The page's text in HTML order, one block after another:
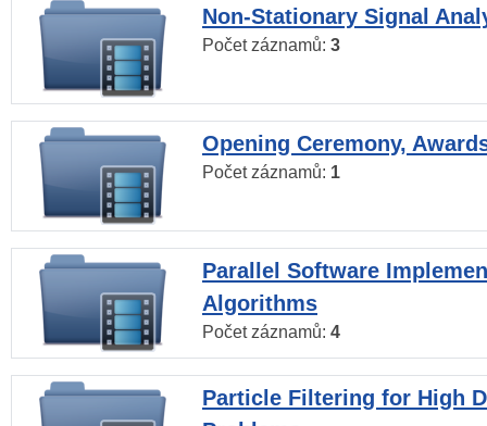
Non-Stationary Signal
Počet záznamů: 3
Opening Ceremony,
Počet záznamů: 1
Parallel Software
Algorithms
Počet záznamů: 4
Particle Filtering for High